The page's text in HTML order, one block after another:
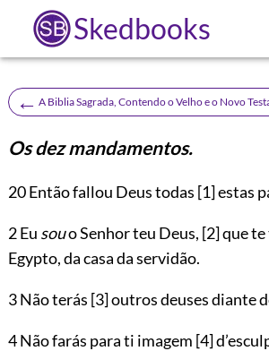
Skedbooks
← A Biblia Sagrada, Contendo o Velho e o Novo
Os dez mandamentos.
20Então fallou Deus todas [1]estas
2 Eu souo Senhor teu Deus, [2]que te
Egypto, da casa da servidão.
3 Não terás [3]outros deuses diante
4 Não farás para ti imagem [4]